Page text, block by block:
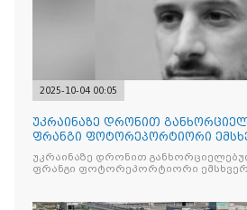
2025-10-04 00:05
უკრაინაზე დრონით
ფრანგი ფოტორეპორტიორი
უკრაინაზე დრონით
ფრანგი ფოტორეპორტიორი